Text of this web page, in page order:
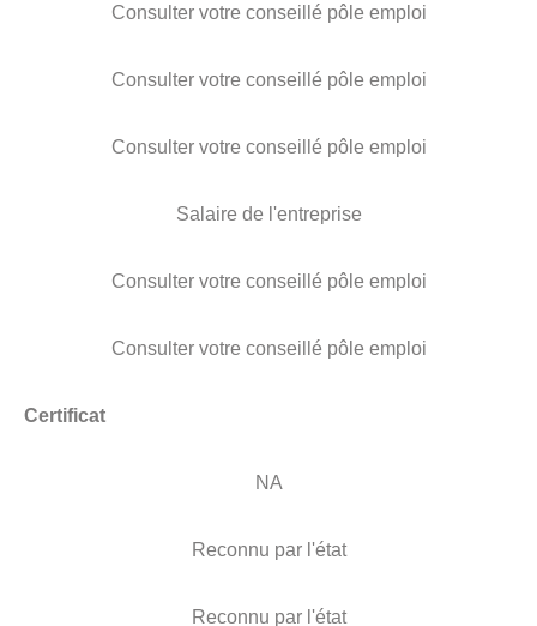
Consulter votre conseillé pôle emploi
Consulter votre conseillé pôle emploi
Consulter votre conseillé pôle emploi
Salaire de l'entreprise
Consulter votre conseillé pôle emploi
Consulter votre conseillé pôle emploi
Certificat
NA
Reconnu par l'état
Reconnu par l'état